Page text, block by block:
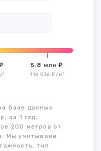
5.8 млн ₽
116 036 ₽/м²
базе данных
за 1 год,
200 метров от
Мы учитываем
тип